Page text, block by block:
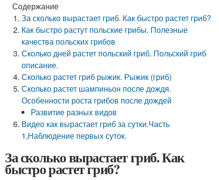
Содержание
За сколько вырастает гриб. Как быстро растет гриб?
Как быстро растут польские грибы. Полезные
качества польских грибов
Сколько дней растет польский гриб. Польский гриб
описание.
Сколько растет гриб рыжик. Рыжик (гриб)
Сколько растет шампиньон после дождя.
Особенности роста грибов после дождей
Развитие разных видов
Видео как вырастает гриб за сутки.Часть
1,Наблюдение первых суток.
За сколько вырастает гриб. Как
быстро растет гриб?